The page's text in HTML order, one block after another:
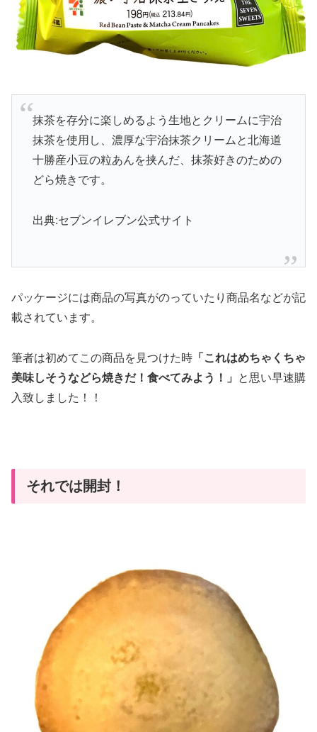
抹茶を存分に楽しめるよう生地とクリームに宇治
抹茶を使用し、濃厚な宇治抹茶クリームと北海道
十勝産小豆の粒あんを挟んだ、抹茶好きのための
どら焼きです。
出典:セブンイレブン公式サイト
パッケージには商品の写真がのっていたり商品名などが記
載されています。
筆者は初めてこの商品を見つけた時 「これはめちゃくちゃ
美味しそうなどら焼きだ！食べてみよう！」
と思い早速購
入致しました！！
それでは開封！